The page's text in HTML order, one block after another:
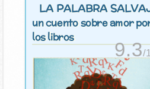
LA PALABRA
un cuento sobre amor
los libros
9.3/